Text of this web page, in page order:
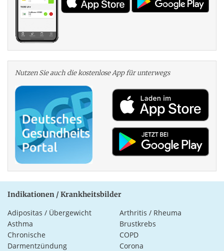
Nutzen Sie auch die kosten­lose App für unterwegs
Indikationen / Krankheitsbilder
Adipositas / Übergewicht
Arthritis / Rheuma
Asthma
Brustkrebs
Chronische
Darmentzündung
COPD
Corona